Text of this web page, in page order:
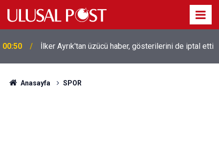
00:39
Liverpool efsanesi Mısırlı yıldız Mohamed Salah
Trabzonspor ile anlaştı! Yarın geliyor
Anasayfa SPOR